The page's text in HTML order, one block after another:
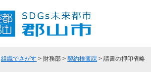
組織でさがす > 財務部 > 契約検査課 > 請書の押印省略